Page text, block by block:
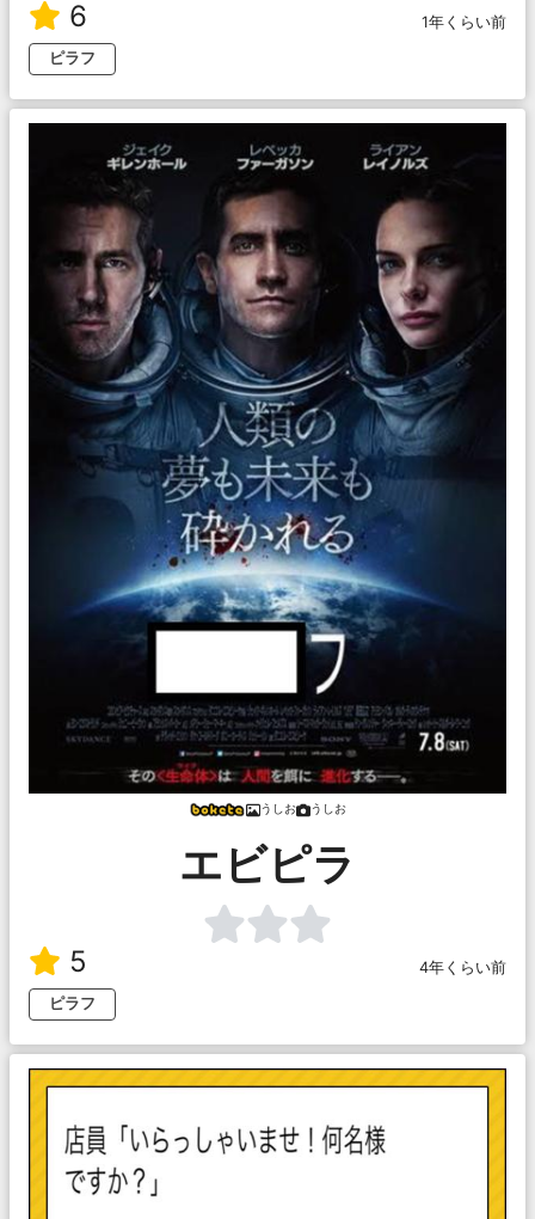
6
1年くらい前
ピラフ
うしお うしお
エビピラ
5
4年くらい前
ピラフ